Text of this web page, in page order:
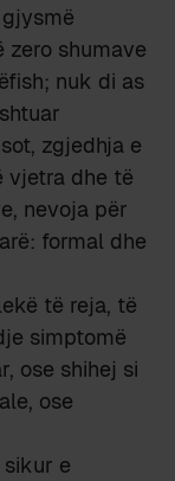
zero shumave
nuk di as
zgjedhja e
vjetra dhe të
nevoja për
formal dhe
të reja, të
simptomë
ose shihej si
ose
e